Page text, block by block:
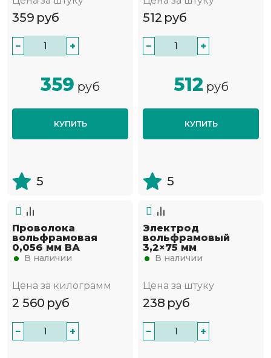
359 руб
− +
359 руб
КУПИТЬ
5
512 руб
− +
512 руб
КУПИТЬ
5
Проволока
вольфрамовая
0,056 мм ВА
В наличии
Цена за килограмм
2 560 руб
− +
Электрод
вольфрамовый
3,2×75 мм
В наличии
Цена за штуку
238 руб
− +